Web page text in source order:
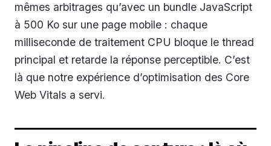
mêmes arbitrages qu’avec un bundle JavaScript
à 500 Ko sur une page mobile : chaque
milliseconde de traitement CPU bloque le thread
principal et retarde la réponse perceptible. C’est
là que notre expérience d’optimisation des Core
Web Vitals a servi.